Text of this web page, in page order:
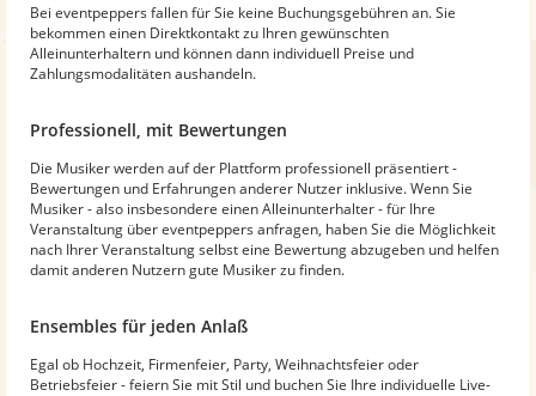
Bei eventpeppers fallen für Sie keine Buchungsgebühren an. Sie
bekommen einen Direktkontakt zu Ihren gewünschten
Alleinunterhaltern und können dann individuell Preise und
Zahlungsmodalitäten aushandeln.
Professionell, mit Bewertungen
Die Musiker werden auf der Plattform professionell präsentiert -
Bewertungen und Erfahrungen anderer Nutzer inklusive. Wenn Sie
Musiker - also insbesondere einen Alleinunterhalter - für Ihre
Veranstaltung über eventpeppers anfragen, haben Sie die Möglichkeit
nach Ihrer Veranstaltung selbst eine Bewertung abzugeben und helfen
damit anderen Nutzern gute Musiker zu finden.
Ensembles für jeden Anlaß
Egal ob Hochzeit, Firmenfeier, Party, Weihnachtsfeier oder
Betriebsfeier - feiern Sie mit Stil und buchen Sie Ihre individuelle Live-